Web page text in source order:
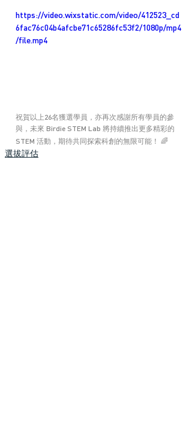
https://video.wixstatic.com/video/412523_cd
6fac76c04b4afcbe71c65286fc53f2/1080p/mp4
/file.mp4
祝賀以上26名獲選學員，亦再次感謝所有學員的參
與，未來 Birdie STEM Lab 將持續推出更多精彩的
STEM 活動，期待共同探索科創的無限可能！ 🌈
選拔評估